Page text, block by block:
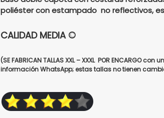
was:
$100000.
is:
poliéster con estampado no reflectivos,
CALIDAD MEDIA ©
(SE FABRICAN TALLAS XXL – XXXL POR ENCARGO
información WhatsApp; estas tallas no tienen